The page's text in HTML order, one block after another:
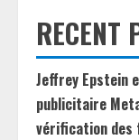
des
des
et
RECENT
Jeffrey Epstein
publicitaire
vérification des